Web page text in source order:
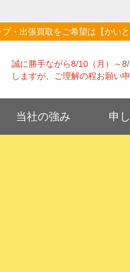
・出張買取をご希望は【かい
誠に勝手ながら8/10（月）～
しますが、ご理解の程お願い
当社の強み 申